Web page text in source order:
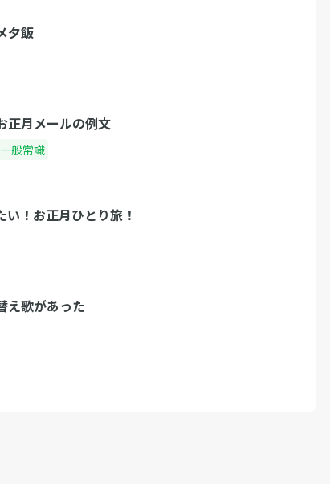
夕飯
正月メールの例文
般常識
い！お正月ひとり旅！
え歌があった